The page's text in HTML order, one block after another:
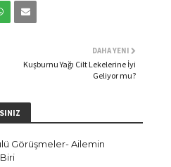
DAHA YENI
Kuşburnu Yağı Cilt Lekelerine İyi
Geliyor mu?
Görüşmeler- Ailemin